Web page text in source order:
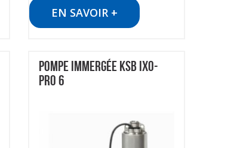
EN SAVOIR +
POMPE IMMERGÉE KSB IXO-
PRO 6